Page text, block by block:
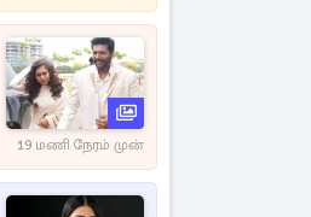
19 மணி நேரம் முன்